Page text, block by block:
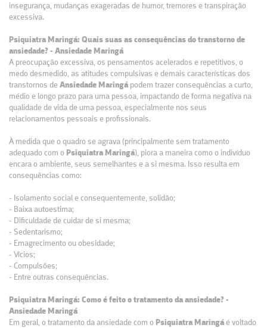
insegurança, mudanças exageradas de humor, tremores e transpiração
excessiva.
Psiquiatra Maringá: Quais suas as consequências do transtorno de
ansiedade? - Ansiedade Maringá
A preocupação excessiva, os pensamentos acelerados e repetitivos, o
medo desmedido, as atitudes compulsivas e demais características dos
transtornos de Ansiedade Maringá podem trazer consequências a curto,
médio e longo prazo para uma pessoa, impactando de forma negativa na
qualidade de vida de uma pessoa, especialmente nos seus
relacionamentos pessoais e profissionais.
À medida que o quadro se agrava (principalmente sem tratamento
adequado com o Psiquiatra Maringá), piora a maneira como o indivíduo
encara o ambiente, seus semelhantes e a si mesma. Isso resulta em
consequências como:
- Isolamento social e consequentemente, solidão;
- Baixa autoestima;
- Dificuldade de cuidar de si mesma;
- Sedentarismo;
- Emagrecimento ou obesidade;
- Vícios;
- Compulsões;
- Entre outras consequências.
Psiquiatra Maringá: Como é feito o tratamento da ansiedade? -
Ansiedade Maringá
Em geral, o tratamento da ansiedade com o Psiquiatra Maringáé voltado